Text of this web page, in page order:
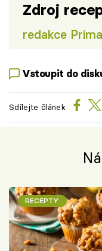
Zdroj
redakce
Vstoupit do
Sdílejte článek
RECEPTY